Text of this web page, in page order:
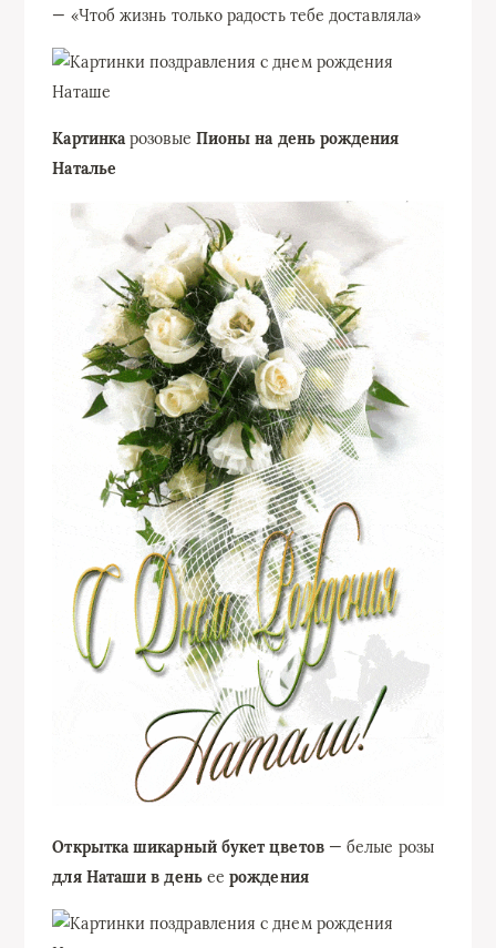
— «Чтоб жизнь только радость тебе доставляла»
Картинка розовые Пионы на день рождения
Наталье
Открытка шикарный букет цветов— белые розы
для Наташи в день ее рождения